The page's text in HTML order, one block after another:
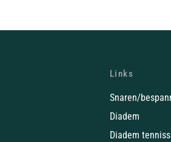
Links
Snaren/
Diadem
Diadem